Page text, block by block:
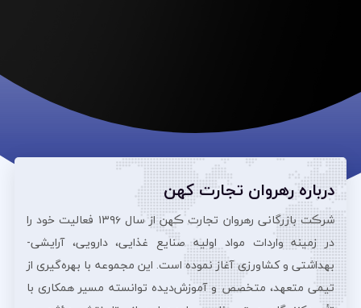
درباره رهروان تجارت کهن
شرڪت بازرگانی رهروان تجارت ڪهن از سال ۱۳۹۶ فعالیت خود را
در زمینه واردات مواد اولیه صنایع غذایی، دارویی، آرایشی‌-
بهداشتی و کشاورزی آغاز نموده است. این مجموعه با بهره‌گیری از
تیمی متعهد، متخصص و آموزش‌دیده توانسته مسیر همکاری با